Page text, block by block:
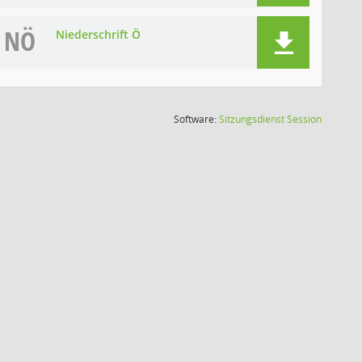
NÖ Niederschrift Ö
Software:SitzungsdienstSession(Wird in